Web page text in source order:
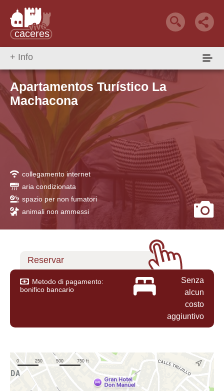
Qué Hacer alojamiento
+ Info
Apartamentos Turístico La
Machacona
collegamento internet
aria condizionata
spazio per non fumatori
animali non ammessi
Reservar
Metodo di pagamento:
bonifico bancario
Senza
alcun
costo
aggiuntivo